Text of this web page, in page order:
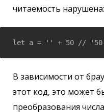
читаемость нарушена:
let a = '' + 50 //
В зависимости от
этот код, это может
преобразования